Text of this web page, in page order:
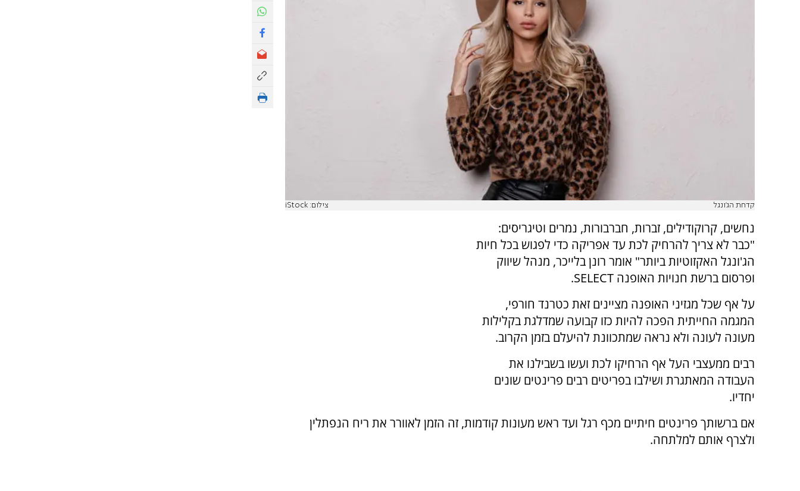
קדחת הג'ונגל צילום: iStock
נחשים, קרוקודילים, זברות, חברבורות, נמרים וטיגריסים:
"כבר לא צריך להרחיק לכת עד אפריקה כדי לפגוש בכל חיות
הג'ונגל האקזוטיות ביותר" אומר רונן בלייכר, מנהל שיווק
ופרסום ברשת חנויות האופנה SELECT.
על אף שכל מגזיני האופנה מציינים זאת כטרנד חורפי,
המגמה החייתית הפכה להיות כזו קבועה שמדלגת בקלילות
מעונה לעונה ולא נראה שמתכוונת להיעלם בזמן הקרוב.
רבים ממעצבי העל אף הרחיקו לכת ועשו בשבילנו את
העבודה המאתגרת ושילבו בפריטים רבים פרינטים שונים
יחדיו.
אם ברשותך פרינטים חיתיים מכף רגל ועד ראש מעונות קודמות, זה הזמן לאוורר את ריח הנפתלין
ולצרף אותם למלתחה.